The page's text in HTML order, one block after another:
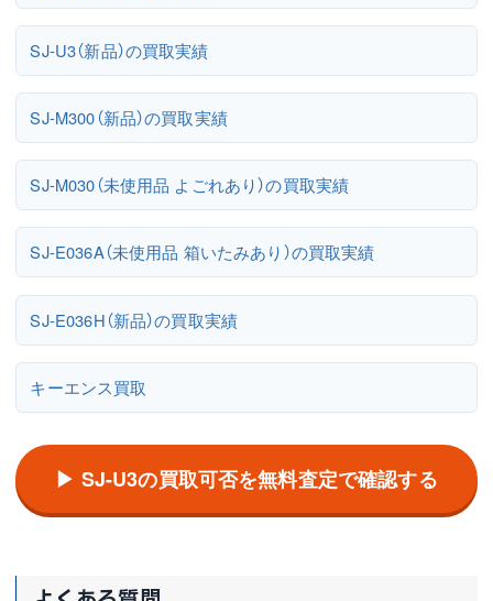
SJ-U3（新品）の買取実績
SJ-M300（新品）の買取実績
SJ-M030（未使用品 よごれあり）の買取実績
SJ-E036A（未使用品 箱いたみあり）の買取実績
SJ-E036H（新品）の買取実績
キーエンス買取
▶ SJ-U3の買取可否を無料査定で確認する